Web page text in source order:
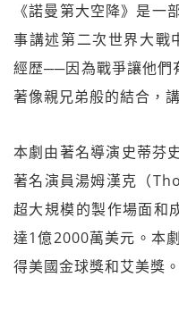
《諾曼第大空降》是一
事講述第二次世界大戰
經歴──因為戰爭讓他們
著像親兄弟般的結合，
本劇由著名導演史蒂芬
著名演員湯姆漢克（
超大規模的製作場面和
達1億2000萬美元。本
得美國金球獎和艾美獎。